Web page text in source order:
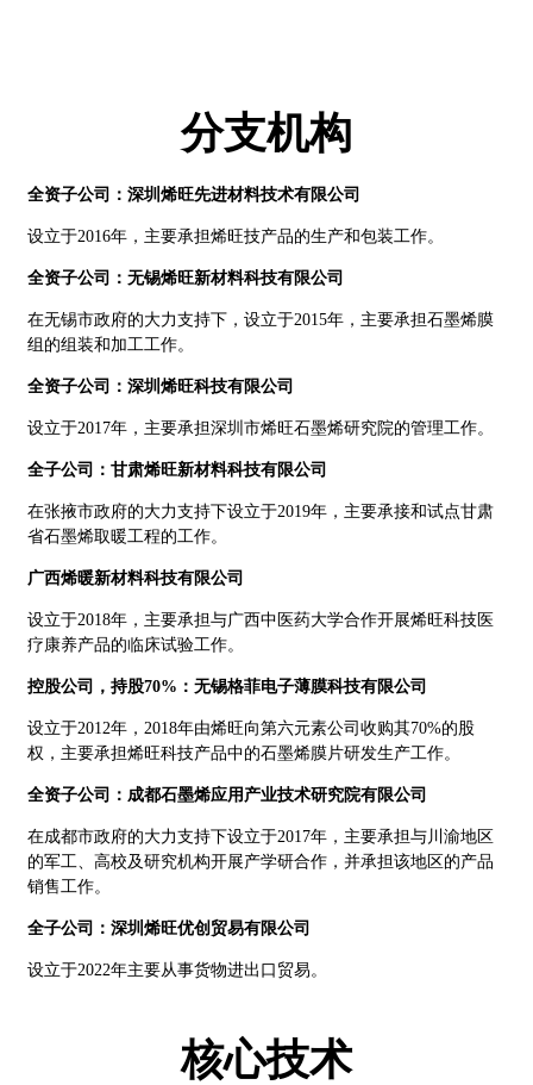
分支机构
全资子公司：深圳烯旺先进材料技术有限公司
设立于2016年，主要承担烯旺技产品的生产和包装工作。
全资子公司：无锡烯旺新材料科技有限公司
在无锡市政府的大力支持下，设立于2015年，主要承担石墨烯膜
组的组装和加工工作。
全资子公司：深圳烯旺科技有限公司
设立于2017年，主要承担深圳市烯旺石墨烯研究院的管理工作。
全子公司：甘肃烯旺新材料科技有限公司
在张掖市政府的大力支持下设立于2019年，主要承接和试点甘肃
省石墨烯取暖工程的工作。
广西烯暖新材料科技有限公司
设立于2018年，主要承担与广西中医药大学合作开展烯旺科技医
疗康养产品的临床试验工作。
控股公司，持股70%：无锡格菲电子薄膜科技有限公司
设立于2012年，2018年由烯旺向第六元素公司收购其70%的股
权，主要承担烯旺科技产品中的石墨烯膜片研发生产工作。
全资子公司：成都石墨烯应用产业技术研究院有限公司
在成都市政府的大力支持下设立于2017年，主要承担与川渝地区
的军工、高校及研究机构开展产学研合作，并承担该地区的产品
销售工作。
全子公司：深圳烯旺优创贸易有限公司
设立于2022年主要从事货物进出口贸易。
核心技术